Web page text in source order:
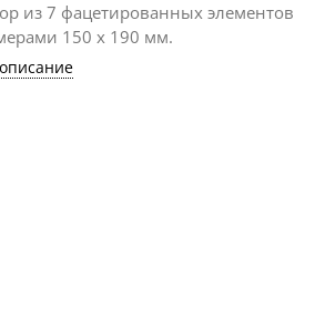
из 7 фацетированных элементов
150 х 190 мм.